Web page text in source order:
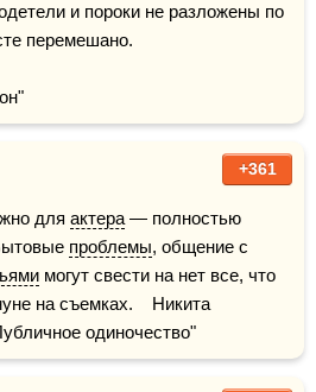
и пороки не разложены по
перемешано.
+361
для актера — полностью
проблемы
могут свести на нет все, что
на съемках.    Никита
одиночество"